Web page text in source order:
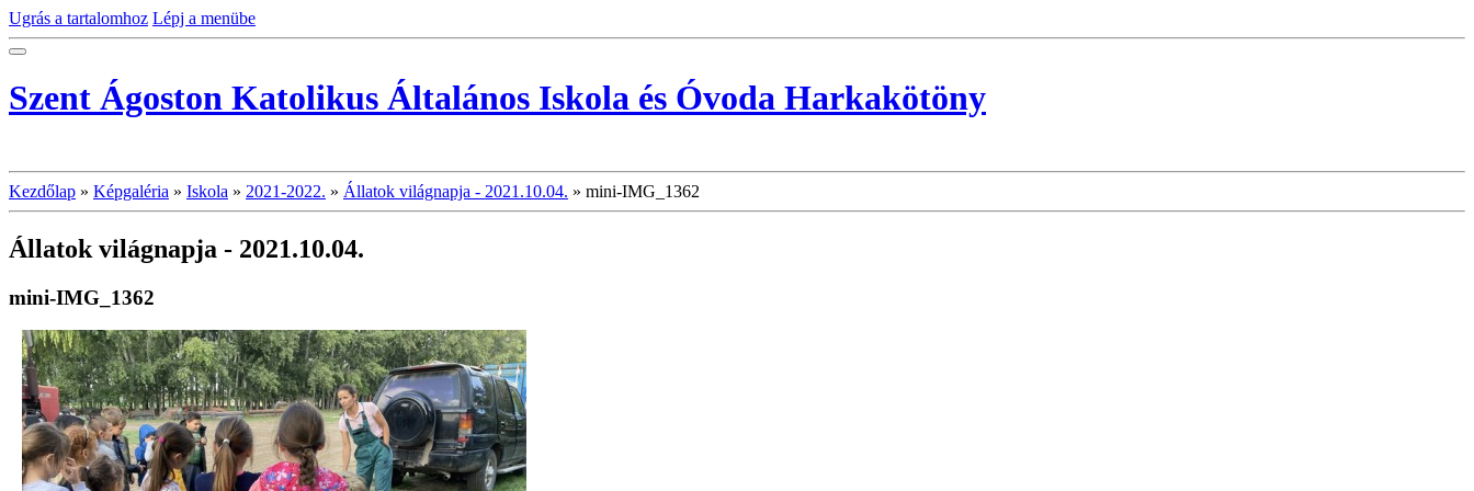
Ugrás a tartalomhoz Lépj a menübe
Szent Ágoston Katolikus Általános Iskola és Óvoda Harkakötöny
Kezdőlap » Képgaléria » Iskola » 2021-2022. » Állatok világnapja - 2021.10.04. » mini-IMG_1362
Állatok világnapja - 2021.10.04.
mini-IMG_1362